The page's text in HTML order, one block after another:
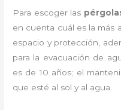
Para escoger las
en cuenta cuál es la más
espacio y protección,
para la evacuación de
es de 10 años; el
que esté al sol y al agua.